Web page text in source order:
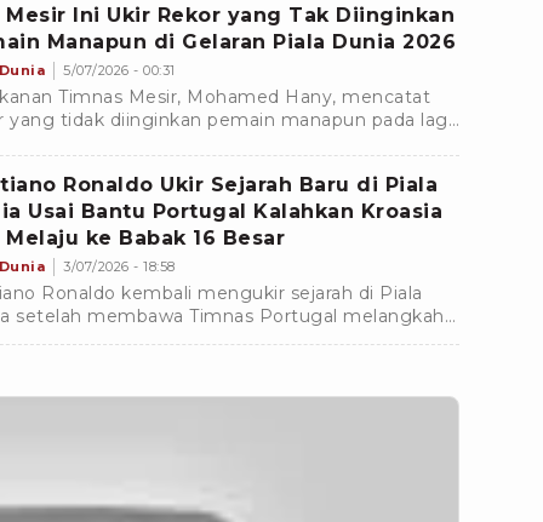
Mesir Ini Ukir Rekor yang Tak Diinginkan
Manapun di Gelaran Piala Dunia 2026
5/07/2026 - 00:31
Timnas Mesir, Mohamed Hany, mencatat
yang tidak diinginkan pemain manapun pada laga
Ronaldo Ukir Sejarah Baru di Piala
Usai Bantu Portugal Kalahkan Kroasia
ke Babak 16 Besar
3/07/2026 - 18:58
Ronaldo kembali mengukir sejarah di Piala
setelah membawa Timnas Portugal melangkah
16 besar edisi 2026.